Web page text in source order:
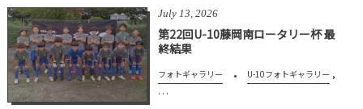
July 13 ,2026
第22回U-10藤岡南ロータリー杯 最
終結果
フォトギャラリー U-10フォトギャラリー ,
…